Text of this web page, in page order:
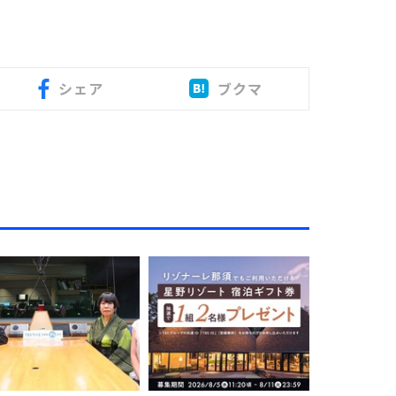
シェア ブクマ